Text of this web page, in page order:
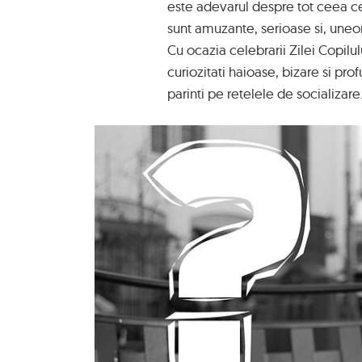
este adevarul despre tot ceea
sunt amuzante, serioase si,
Cu ocazia celebrarii Zilei
curiozitati haioase, bizare si
parinti pe retelele de